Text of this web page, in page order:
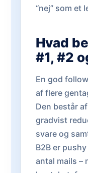
“nej” som et
Hvad
#1, #2
En god
af flere
Den består
gradvist
svare og
B2B er
antal mails –